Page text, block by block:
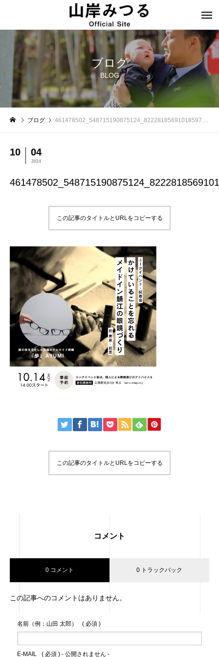
ブログ
BLOG
ブログ 461478502_548715190875124_8222818569101859784_n
10 04
2024
この記事のタイトルとURLをコピーする
この記事のタイトルとURLをコピーする
コメント
0 コメント 0 トラックバック
この記事へのコメントはありません。
名前（例：山田 太郎） ( 必須 )
E-MAIL ( 必須 ) - 公開されません -